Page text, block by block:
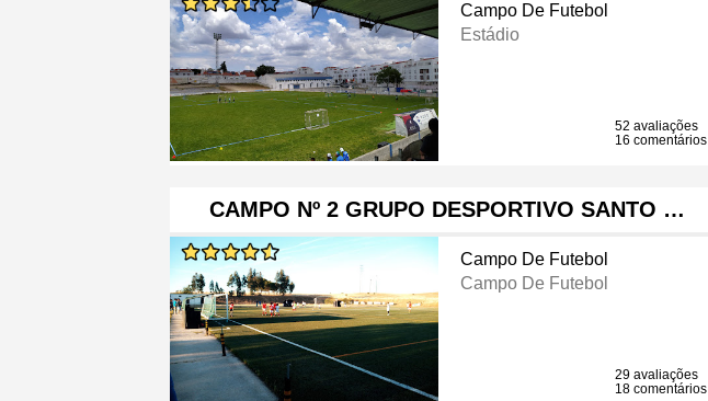
Campo De Futebol
Estádio
52 avaliações
16 comentários
CAMPO Nº 2 GRUPO DESPORTIVO SANTO …
Campo De Futebol
Campo De Futebol
29 avaliações
18 comentários